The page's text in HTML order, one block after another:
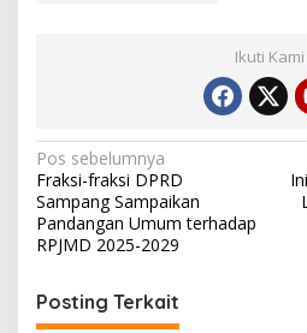
Ikuti Kami
Navigasi
pos
Pos sebelumnya
Fraksi-fraksi DPRD
Sampang Sampaikan
Pandangan Umum terhadap
RPJMD 2025-2029
Posting Terkait